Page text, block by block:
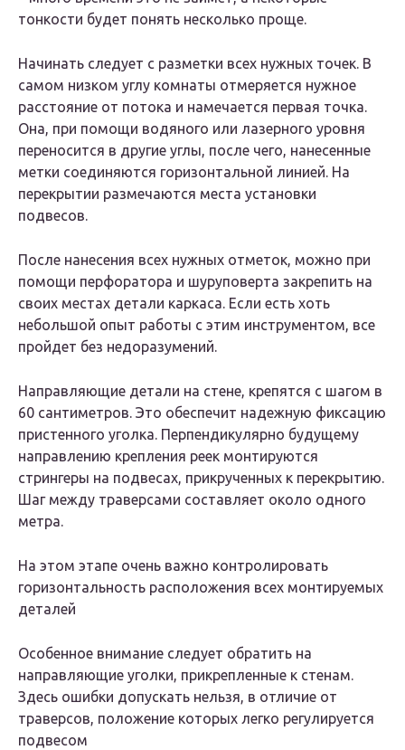
тонкости будет понять несколько проще.
Начинать следует с разметки всех нужных точек. В
самом низком углу комнаты отмеряется нужное
расстояние от потока и намечается первая точка.
Она, при помощи водяного или лазерного уровня
переносится в другие углы, после чего, нанесенные
метки соединяются горизонтальной линией. На
перекрытии размечаются места установки
подвесов.
После нанесения всех нужных отметок, можно при
помощи перфоратора и шуруповерта закрепить на
своих местах детали каркаса. Если есть хоть
небольшой опыт работы с этим инструментом, все
пройдет без недоразумений.
Направляющие детали на стене, крепятся с шагом в
60 сантиметров. Это обеспечит надежную фиксацию
пристенного уголка. Перпендикулярно будущему
направлению крепления реек монтируются
стрингеры на подвесах, прикрученных к перекрытию.
Шаг между траверсами составляет около одного
метра.
На этом этапе очень важно контролировать
горизонтальность расположения всех монтируемых
деталей
Особенное внимание следует обратить на
направляющие уголки, прикрепленные к стенам.
Здесь ошибки допускать нельзя, в отличие от
траверсов, положение которых легко регулируется
подвесом